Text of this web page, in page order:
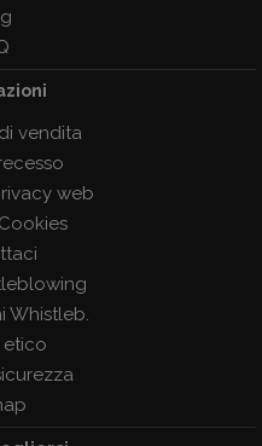
vendita
web
Whistleb.